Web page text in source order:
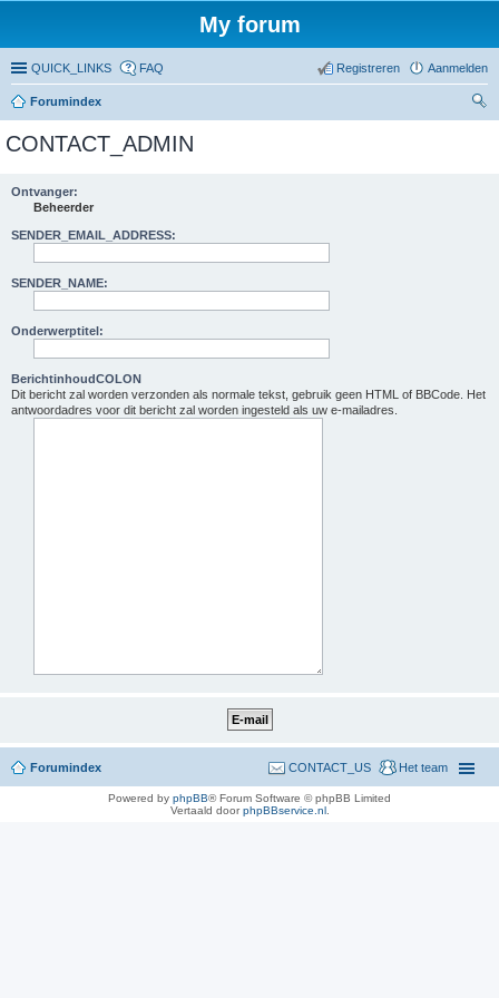
My forum
QUICK_LINKS FAQ Aanmelden
Registreren
Forumindex
CONTACT_ADMIN
Ontvanger:
Beheerder
SENDER_EMAIL_ADDRESS:
SENDER_NAME:
Onderwerptitel:
BerichtinhoudCOLON
Dit bericht zal worden verzonden als normale tekst, gebruik geen HTML of BBCode. Het
antwoordadres voor dit bericht zal worden ingesteld als uw e-mailadres.
Forumindex Het team
CONTACT_US
Powered by phpBB® Forum Software © phpBB Limited
Vertaald doorphpBBservice.nl.